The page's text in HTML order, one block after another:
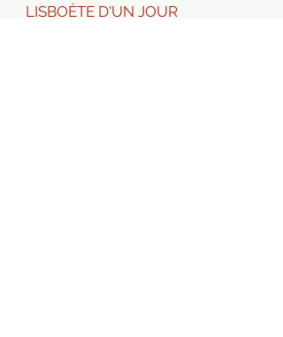
LISBOÈTE D'UN JOUR